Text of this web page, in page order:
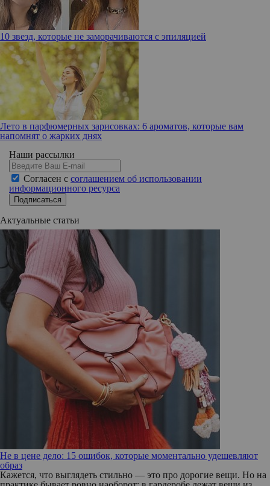
10 звезд, которые не заморачиваются с эпиляцией
Лето в парфюмерных зарисовках: 6 ароматов, которые вам
напомнят о жарких днях
Наши рассылки
Согласен с соглашением об использовании
информационного ресурса
Подписаться
Актуальные статьи
Не в цене дело: 15 ошибок, которые моментально удешевляют
образ
Кажется, что выглядеть стильно — это про дорогие вещи. Но на